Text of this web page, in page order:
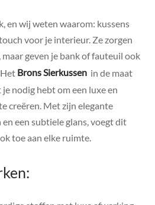
en wij weten waarom: kussens
voor je interieur. Ze zorgen
geven je bank of fauteuil ook
Brons Sierkussen in de maat
nodig hebt om een luxe en
creëren. Met zijn elegante
een subtiele glans, voegt dit
toe aan elke ruimte.